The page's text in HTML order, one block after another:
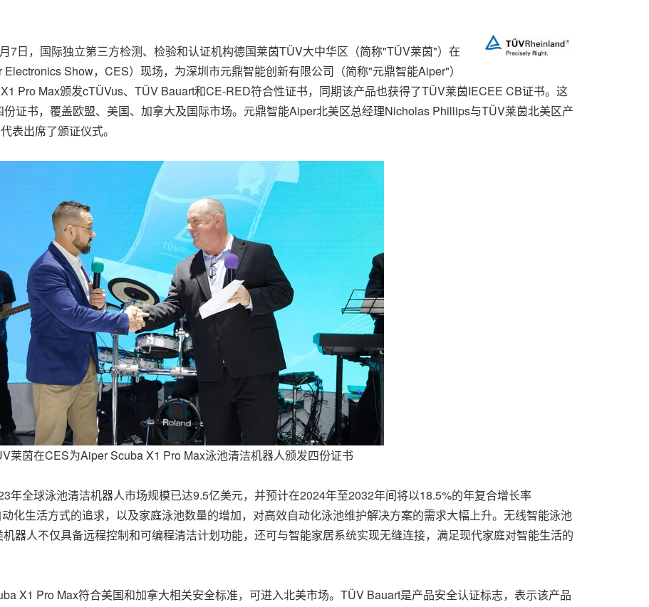
7日，国际独立第三方检测、检验和认证机构德国莱茵TÜV大中华区（简称"TÜV莱茵"）在
Show，CES）现场，为深圳市元鼎智能创新有限公司（简称"元鼎智能Aiper"）
Pro Max颁发cTÜVus、TÜV Bauart和CE-RED符合性证书，同期该产品也获得了TÜV莱茵IECEE CB证书。这
证书，覆盖欧盟、美国、加拿大及国际市场。元鼎智能Aiper北美区总经理Nicholas Phillips与TÜV莱茵北美区产
表出席了颁证仪式。
莱茵在CES为Aiper Scuba X1 Pro Max泳池清洁机器人颁发四份证书
年全球泳池清洁机器人市场规模已达9.5亿美元，并预计在2024年至2032年间将以18.5%的年复合增长率
化生活方式的追求，以及家庭泳池数量的增加，对高效自动化泳池维护解决方案的需求大幅上升。无线智能泳池
器人不仅具备远程控制和可编程清洁计划功能，还可与智能家居系统实现无缝连接，满足现代家庭对智能生活的
X1 Pro Max符合美国和加拿大相关安全标准， 可进入北美市场。TÜV Bauart是产品安全认证标志，表示该产品